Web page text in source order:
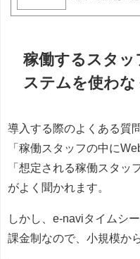
稼働するスタッ
ステムを使わ
導入する際のよくある質
「稼働スタッフの中に
「想定される稼働スタッ
がよく聞かれます。
しかし、e-naviタイムシ
課金制なので、小規模か